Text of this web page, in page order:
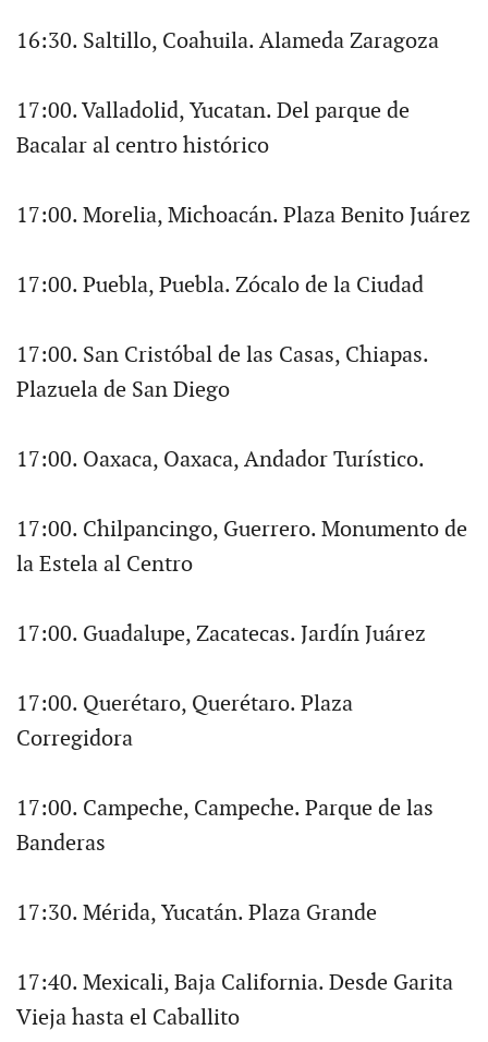
16:30. Saltillo, Coahuila. Alameda Zaragoza
17:00. Valladolid, Yucatan. Del parque de
Bacalar al centro histórico
17:00. Morelia, Michoacán. Plaza Benito Juárez
17:00. Puebla, Puebla. Zócalo de la Ciudad
17:00. San Cristóbal de las Casas, Chiapas.
Plazuela de San Diego
17:00. Oaxaca, Oaxaca, Andador Turístico.
17:00. Chilpancingo, Guerrero. Monumento de
la Estela al Centro
17:00. Guadalupe, Zacatecas. Jardín Juárez
17:00. Querétaro, Querétaro. Plaza
Corregidora
17:00. Campeche, Campeche. Parque de las
Banderas
17:30. Mérida, Yucatán. Plaza Grande
17:40. Mexicali, Baja California. Desde Garita
Vieja hasta el Caballito